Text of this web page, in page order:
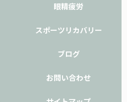
眼精疲労
スポーツリカバリー
ブログ
お問い合わせ